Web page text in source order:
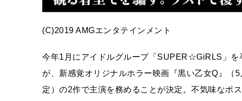
(C)2019 AMGエンタテインメント
今年1月にアイドルグループ「SUPER☆GiRLS」を
が、新感覚オリジナルホラー映画『黒い乙女Q』
定）の2作で主演を務めることが決定。不気味なポ